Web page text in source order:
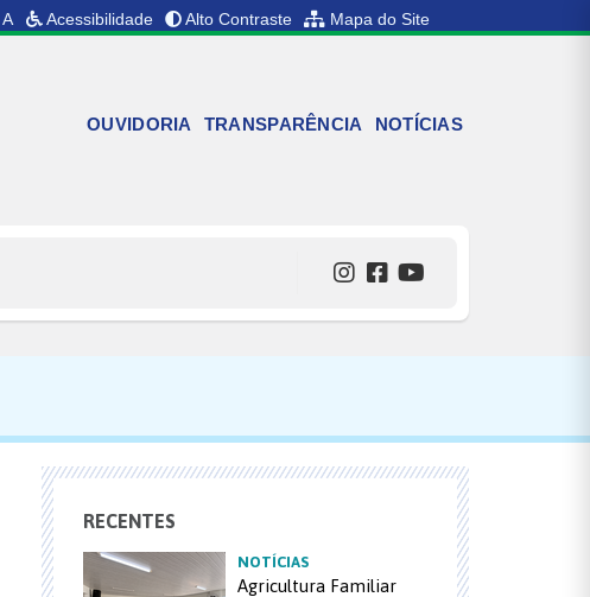
A Acessibilidade Alto Contraste Mapa do Site
OUVIDORIA TRANSPARÊNCIA NOTÍCIAS
RECENTES
NOTÍCIAS
Agricultura Familiar